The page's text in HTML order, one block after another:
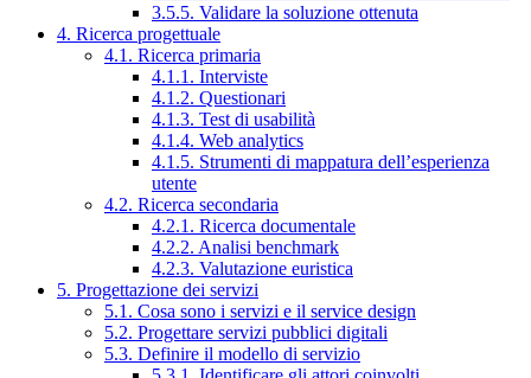
3.5.5. Validare la soluzione ottenuta
4. Ricerca progettuale
4.1. Ricerca primaria
4.1.1. Interviste
4.1.2. Questionari
4.1.3. Test di usabilità
4.1.4. Web analytics
4.1.5. Strumenti di mappatura dell’esperienza
utente
4.2. Ricerca secondaria
4.2.1. Ricerca documentale
4.2.2. Analisi benchmark
4.2.3. Valutazione euristica
5. Progettazione dei servizi
5.1. Cosa sono i servizi e il service design
5.2. Progettare servizi pubblici digitali
5.3. Definire il modello di servizio